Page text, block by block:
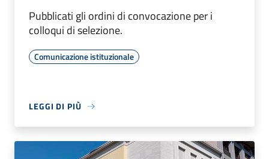
Pubblicati gli ordini di convocazione per i
colloqui di selezione.
Comunicazione istituzionale
LEGGI DI PIÙ